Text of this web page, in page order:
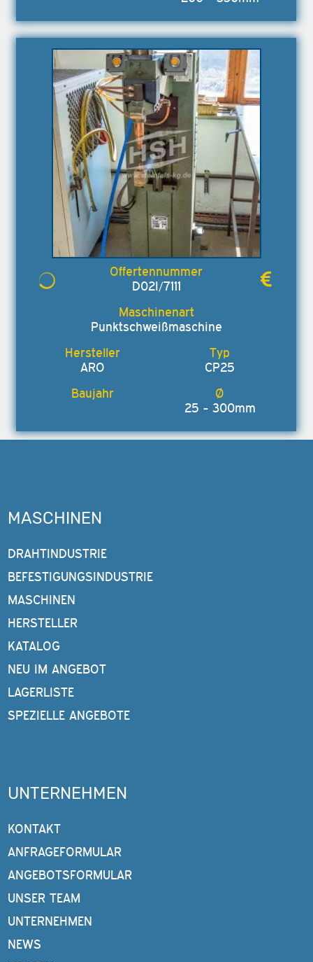
D02I/7111
Punktschweißmaschine
ARO CP25
25 - 300mm
MASCHINEN
DRAHTINDUSTRIE
BEFESTIGUNGSINDUSTRIE
MASCHINEN
HERSTELLER
KATALOG
NEU IM ANGEBOT
LAGERLISTE
SPEZIELLE ANGEBOTE
UNTERNEHMEN
KONTAKT
ANFRAGEFORMULAR
ANGEBOTSFORMULAR
UNSER TEAM
UNTERNEHMEN
NEWS